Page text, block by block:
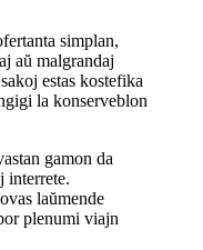
simplan,
aŭ malgrandaj
estas kostefika
la konserveblon
gamon da
interrete.
laŭmende
plenumi viajn